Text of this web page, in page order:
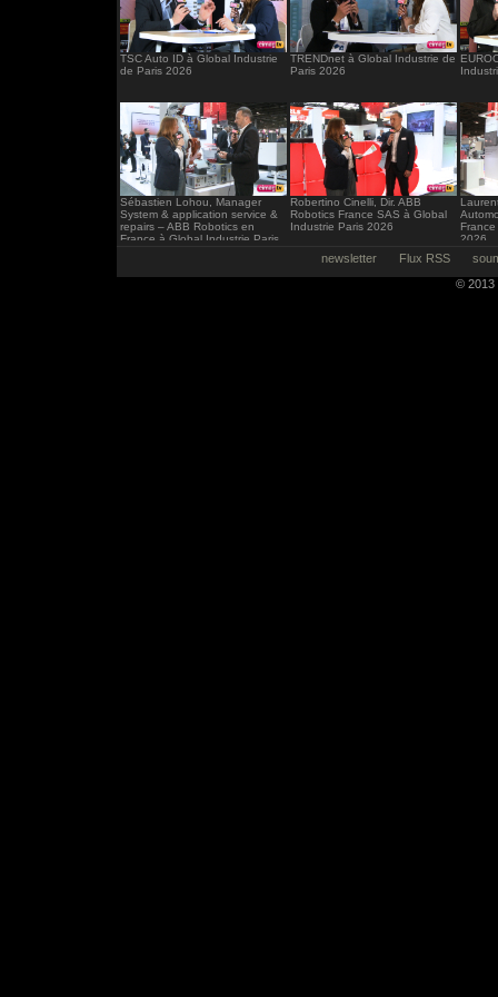
TSC Auto ID à Global Industrie
de Paris 2026
TRENDnet à Global Industrie de
Paris 2026
Sébastien Lohou, Manager
System & application service &
repairs – ABB Robotics en
France à Global Industrie Paris
Robertino Cinelli, Dir. ABB
Robotics France SAS à Global
Industrie Paris 2026
2026
newsletter Flux RSS
© 2013